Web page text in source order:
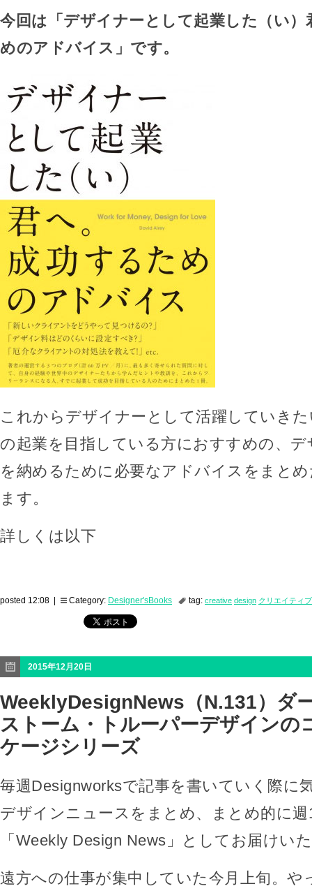
今回は「デザイナーとして起業した（い）
めのアドバイス」です。
これからデザイナーとして活躍していき
の起業を目指している方におすすめの、
を納めるために必要なアドバイスをまと
ます。
詳しくは以下
posted 12:08 | Category: Designer'sBooks tag: creative design クリエイティブ
2015年12月20日
WeeklyDesignNews（N.131）ダ
ストーム・トルーパーデザインの
ケージシリーズ
毎週Designworksで記事を書いていく際に
デザインニュースをまとめ、まとめ的に週
「Weekly Design News」としてお届けい
遠方への仕事が集中していた今月上旬。や